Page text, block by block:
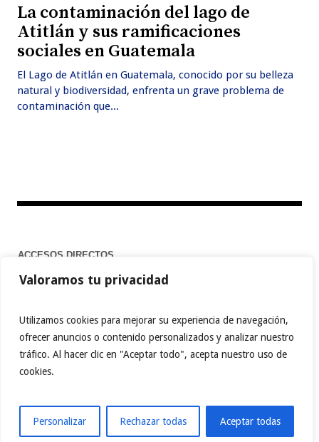
Valoramos tu privacidad
Utilizamos cookies para mejorar su experiencia de navegación,
ofrecer anuncios o contenido personalizados y analizar nuestro
tráfico. Al hacer clic en "Aceptar todo", acepta nuestro uso de
cookies.
Personalizar Rechazar todas Aceptar todas
La contaminación del lago de
Atitlán y sus ramificaciones
sociales en Guatemala
El Lago de Atitlán en Guatemala, conocido por su belleza
natural y biodiversidad, enfrenta un grave problema de
contaminación que...
ACCESOS DIRECTOS
Home
YOUTUBE ABOUT.ME LINKTREE
ReporteAmbiental © 2023 / Todos los derechos reservados